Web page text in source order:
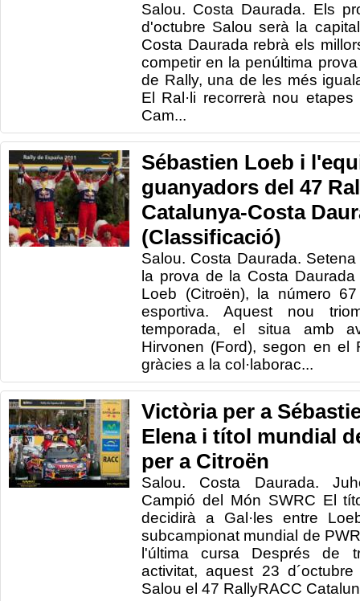
Salou. Costa Daurada. Els
d'octubre Salou serà la
Costa Daurada rebrà els
competir en la penúltima
de Rally, una de les més
El Ral·li recorrerà nou
Cam...
Sébastien Loeb i
guanyadors del 47
Catalunya-Costa
(Classificació)
Salou. Costa Daurada.
la prova de la Costa
Loeb (Citroën), la número
esportiva. Aquest nou
temporada, el situa amb
Hirvonen (Ford), segon en el
gràcies a la col·laborac...
Victòria per a
Elena i títol mundial
per a Citroën
Salou. Costa Daurada.
Campió del Món SWRC El
decidirà a Gal·les entre
subcampionat mundial de
l'última cursa Després de
activitat, aquest 23
Salou el 47 RallyRACC